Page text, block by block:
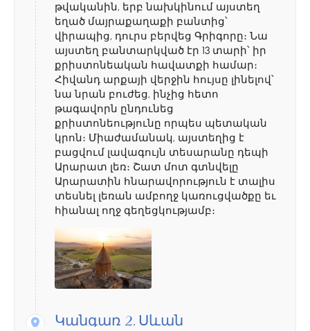
թվականին, երբ նախկինում այստեղ
եղած մայրաքաղաքի բանտից՝
վիրապից, դուրս բերվեց Գրիգորը։ Նա
այստեղ բանտարկված էր 13 տարի՝ իր
քրիստոնեական հավատքի համար։
Հիվանդ արքայի վերջին հույսը լինելով՝
նա նրան բուժեց, ինչից հետո
թագավորն ընդունեց
քրիստոնեությունը որպես պետական
կրոն։ Միաժամանակ, այստեղից է
բացվում լավագույն տեսարանը դեպի
Արարատ լեռ։ Շատ մոտ գտնվելը
Արարատին հնարավորություն է տալիս
տեսնել լեռան ամբողջ կառուցվածքը եւ
հիանալ ողջ գեղեցկությամբ։
Կանգառ 2. Սևան